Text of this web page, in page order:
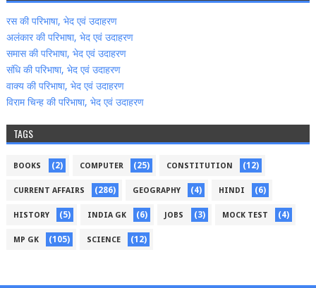
रस की परिभाषा, भेद एवं उदाहरण
अलंकार की परिभाषा, भेद एवं उदाहरण
समास की परिभाषा, भेद एवं उदाहरण
संधि की परिभाषा, भेद एवं उदाहरण
वाक्‍य की परिभाषा, भेद एवं उदाहरण
विराम चिन्‍ह की परिभाषा, भेद एवं उदाहरण
TAGS
BOOKS (2) COMPUTER (25) CONSTITUTION (12)
CURRENT AFFAIRS (286) GEOGRAPHY (4) HINDI (6)
HISTORY (5) INDIA GK (6) JOBS (3) MOCK TEST (4)
MP GK (105) SCIENCE (12)